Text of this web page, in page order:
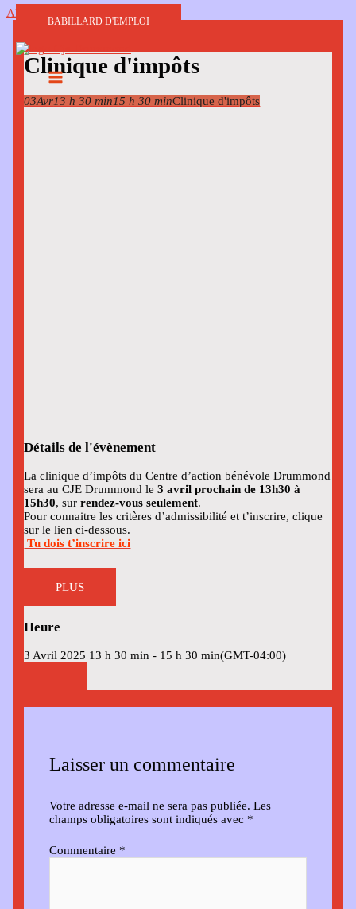
Aller au contenu
BABILLARD D'EMPLOI
Clinique d'impôts
03Avr13 h 30 min15 h 30 minClinique d'impôts
Détails de l'évènement
La clinique d’impôts du Centre d’action bénévole Drummond
sera au CJE Drummond le3 avril prochain de 13h30 à
15h30, surrendez-vous seulement.
Pour connaitre les critères d’admissibilité et t’inscrire, clique
sur le lien ci-dessous.
Tu dois t’inscrire ici
PLUS
Heure
3 Avril 2025 13 h 30 min - 15 h 30 min(GMT-04:00)
Laisser un commentaire
Votre adresse e-mail ne sera pas publiée. Les
champs obligatoires sont indiqués avec *
Commentaire *